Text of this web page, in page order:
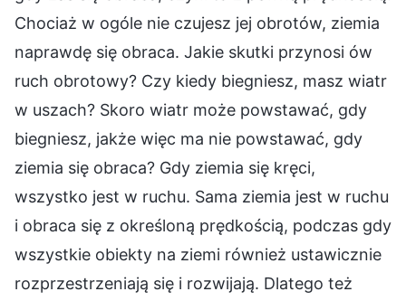
Chociaż w ogóle nie czujesz jej obrotów, ziemia
naprawdę się obraca. Jakie skutki przynosi ów
ruch obrotowy? Czy kiedy biegniesz, masz wiatr
w uszach? Skoro wiatr może powstawać, gdy
biegniesz, jakże więc ma nie powstawać, gdy
ziemia się obraca? Gdy ziemia się kręci,
wszystko jest w ruchu. Sama ziemia jest w ruchu
i obraca się z określoną prędkością, podczas gdy
wszystkie obiekty na ziemi również ustawicznie
rozprzestrzeniają się i rozwijają. Dlatego też